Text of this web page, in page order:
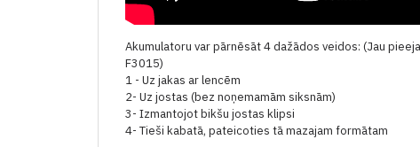
Akumulatoru var pārnēsāt 4 dažādos veidos: (Jau
F3015)
1 - Uz jakas ar lencēm
2- Uz jostas (bez noņemamām siksnām)
3- Izmantojot bikšu jostas klipsi
4- Tieši kabatā, pateicoties tā mazajam formātam